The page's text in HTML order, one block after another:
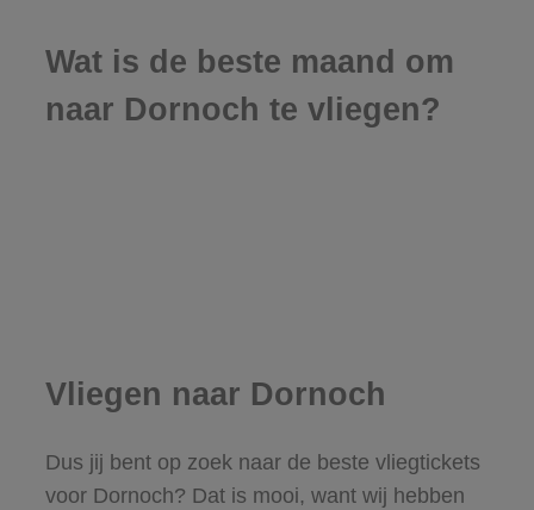
Wat is de beste maand om
naar Dornoch te vliegen?
Vliegen naar Dornoch
Dus jij bent op zoek naar de beste vliegtickets
voor Dornoch? Dat is mooi, want wij hebben